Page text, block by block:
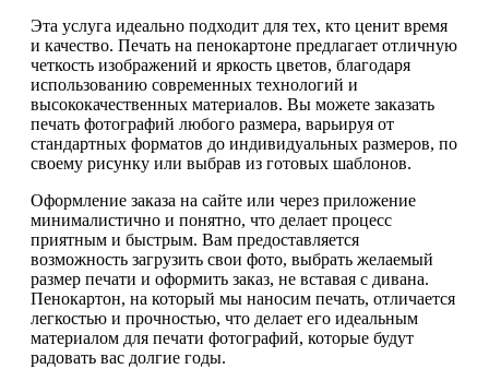
Эта услуга идеально подходит для тех, кто ценит время
и качество. Печать на пенокартоне предлагает отличную
четкость изображений и яркость цветов, благодаря
использованию современных технологий и
высококачественных материалов. Вы можете заказать
печать фотографий любого размера, варьируя от
стандартных форматов до индивидуальных размеров, по
своему рисунку или выбрав из готовых шаблонов.
Оформление заказа на сайте или через приложение
минималистично и понятно, что делает процесс
приятным и быстрым. Вам предоставляется
возможность загрузить свои фото, выбрать желаемый
размер печати и оформить заказ, не вставая с дивана.
Пенокартон, на который мы наносим печать, отличается
легкостью и прочностью, что делает его идеальным
материалом для печати фотографий, которые будут
радовать вас долгие годы.